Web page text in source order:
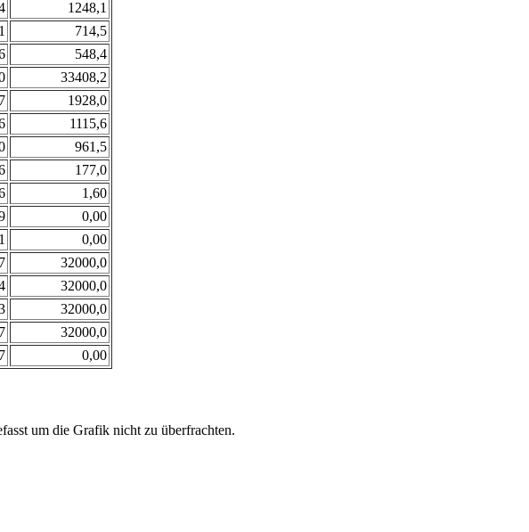
1248,1
714,5
548,4
33408,2
1928,0
1115,6
961,5
177,0
1,60
0,00
0,00
32000,0
32000,0
32000,0
32000,0
0,00
um die Grafik nicht zu überfrachten.